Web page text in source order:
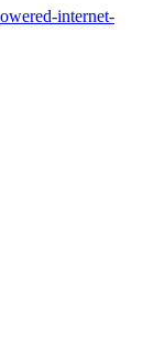
internet-